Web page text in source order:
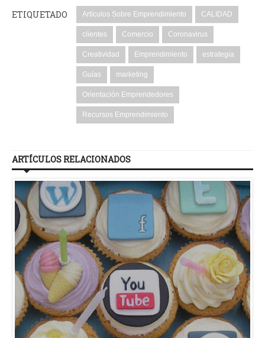
ETIQUETADO Artículos Sobre Emprendimiento CALIDAD
clientes Comercio Coronavirus
Creatividad Emprendimiento estrategia
Guías marketing
Orientación Emprendedores
Recursos Emprendimiento
ARTÍCULOS RELACIONADOS